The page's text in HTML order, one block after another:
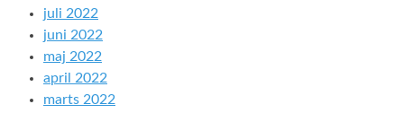
juli 2022
juni 2022
maj 2022
april 2022
marts 2022